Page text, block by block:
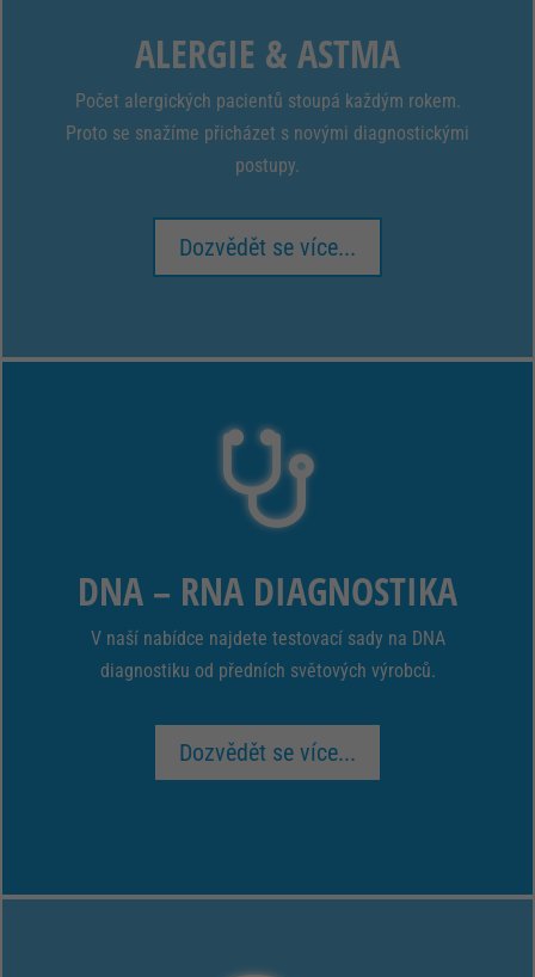
ALERGIE & ASTMA
Počet alergických pacientů stoupá každým rokem.
Proto se snažíme přicházet s novými diagnostickými
postupy.
Dozvědět se více...
DNA – RNA DIAGNOSTIKA
V naší nabídce najdete testovací sady na DNA
diagnostiku od předních světových výrobců.
Dozvědět se více...